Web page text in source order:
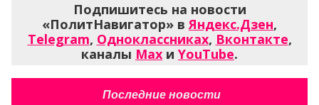
Подпишитесь на новости
«ПолитНавигатор» вЯндекс.Дзен,
Telegram, Одноклассниках, Вконтакте,
каналы Max и YouTube.
Последние новости